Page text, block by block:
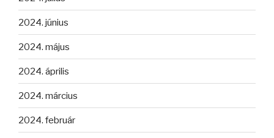
2024. június
2024. május
2024. április
2024. március
2024. február